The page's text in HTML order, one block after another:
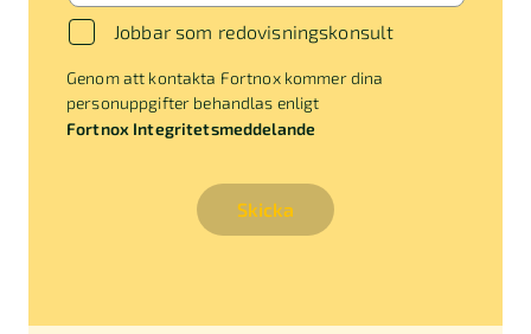
Jobbar som redovisningskonsult
Genom att kontakta Fortnox kommer dina
personuppgifter behandlas enligt
Fortnox Integritetsmeddelande
Skicka